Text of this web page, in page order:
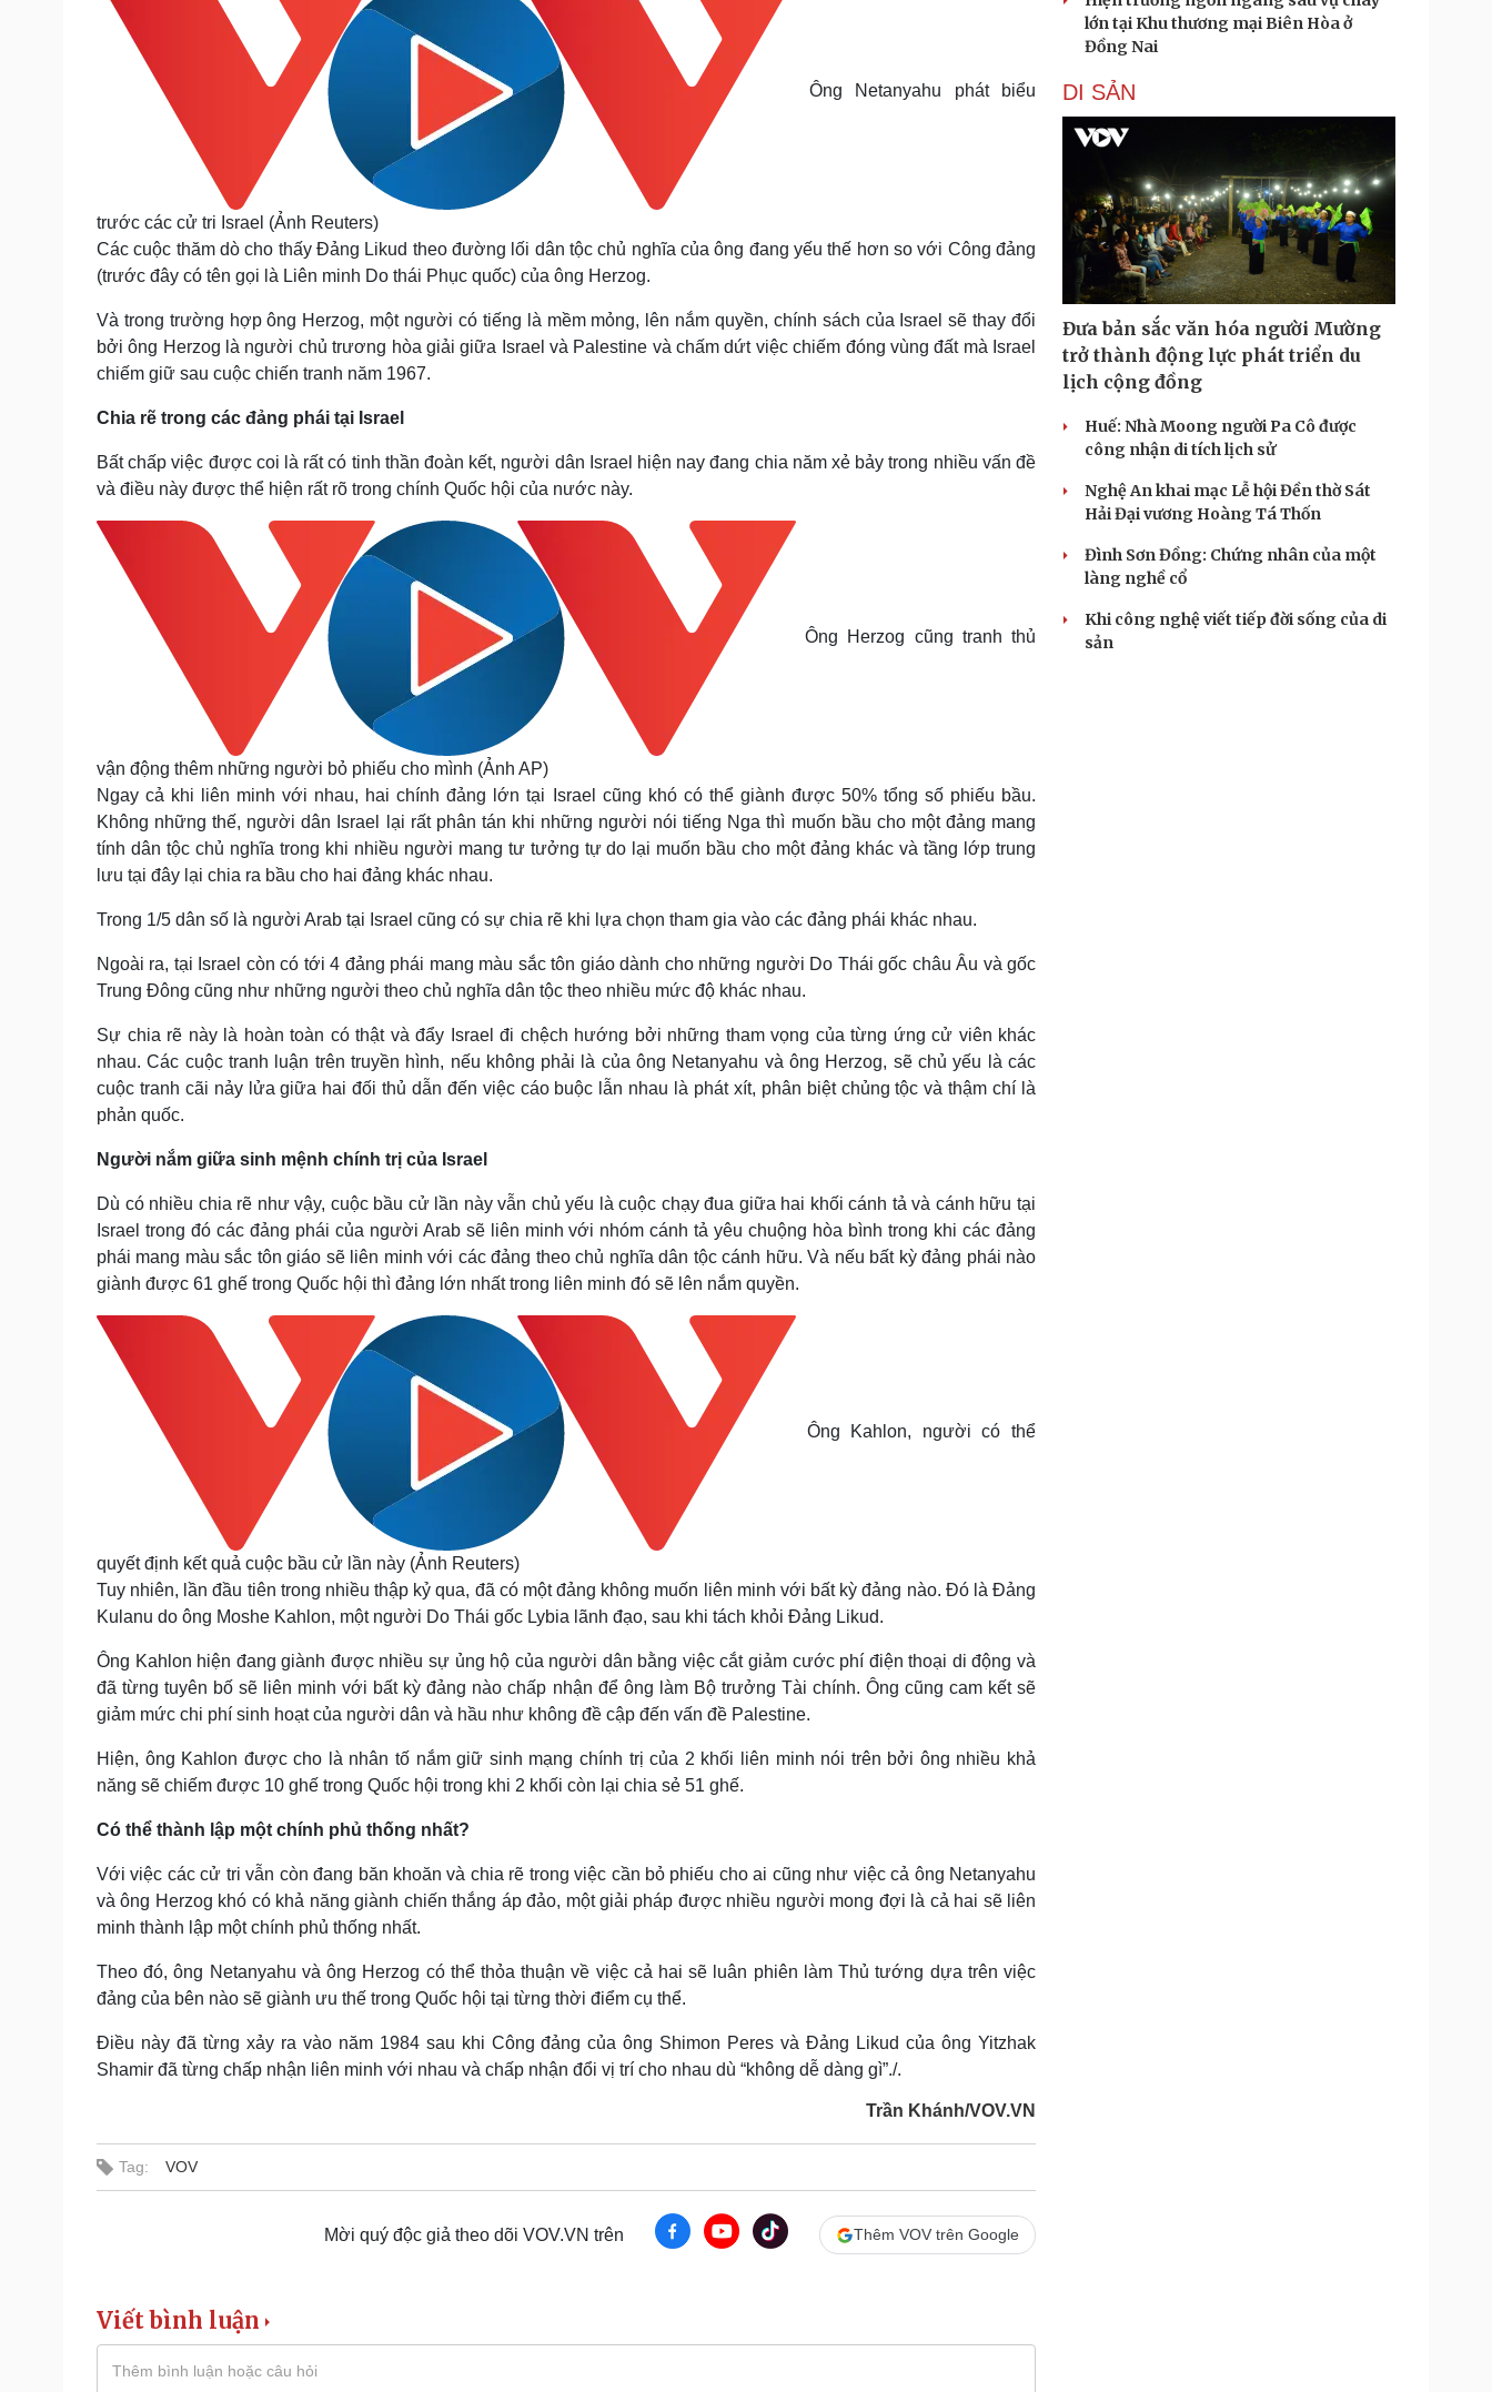
Ông Netanyahu phát biểu
trước các cử tri Israel (Ảnh Reuters)
Các cuộc thăm dò cho thấy Đảng Likud theo đường lối dân tộc chủ nghĩa của ông đang yếu thế hơn so với Công đảng
(trước đây có tên gọi là Liên minh Do thái Phục quốc) của ông Herzog.
Và trong trường hợp ông Herzog, một người có tiếng là mềm mỏng, lên nắm quyền, chính sách của Israel sẽ thay đổi
bởi ông Herzog là người chủ trương hòa giải giữa Israel và Palestine và chấm dứt việc chiếm đóng vùng đất mà Israel
chiếm giữ sau cuộc chiến tranh năm 1967.
Chia rẽ trong các đảng phái tại Israel
Bất chấp việc được coi là rất có tinh thần đoàn kết, người dân Israel hiện nay đang chia năm xẻ bảy trong nhiều vấn đề
và điều này được thể hiện rất rõ trong chính Quốc hội của nước này.
Ông Herzog cũng tranh thủ
vận động thêm những người bỏ phiếu cho mình (Ảnh AP)
Ngay cả khi liên minh với nhau, hai chính đảng lớn tại Israel cũng khó có thể giành được 50% tổng số phiếu bầu.
Không những thế, người dân Israel lại rất phân tán khi những người nói tiếng Nga thì muốn bầu cho một đảng mang
tính dân tộc chủ nghĩa trong khi nhiều người mang tư tưởng tự do lại muốn bầu cho một đảng khác và tầng lớp trung
lưu tại đây lại chia ra bầu cho hai đảng khác nhau.
Trong 1/5 dân số là người Arab tại Israel cũng có sự chia rẽ khi lựa chọn tham gia vào các đảng phái khác nhau.
Ngoài ra, tại Israel còn có tới 4 đảng phái mang màu sắc tôn giáo dành cho những người Do Thái gốc châu Âu và gốc
Trung Đông cũng như những người theo chủ nghĩa dân tộc theo nhiều mức độ khác nhau.
Sự chia rẽ này là hoàn toàn có thật và đẩy Israel đi chệch hướng bởi những tham vọng của từng ứng cử viên khác
nhau. Các cuộc tranh luận trên truyền hình, nếu không phải là của ông Netanyahu và ông Herzog, sẽ chủ yếu là các
cuộc tranh cãi nảy lửa giữa hai đối thủ dẫn đến việc cáo buộc lẫn nhau là phát xít, phân biệt chủng tộc và thậm chí là
phản quốc.
Người nắm giữa sinh mệnh chính trị của Israel
Dù có nhiều chia rẽ như vậy, cuộc bầu cử lần này vẫn chủ yếu là cuộc chạy đua giữa hai khối cánh tả và cánh hữu tại
Israel trong đó các đảng phái của người Arab sẽ liên minh với nhóm cánh tả yêu chuộng hòa bình trong khi các đảng
phái mang màu sắc tôn giáo sẽ liên minh với các đảng theo chủ nghĩa dân tộc cánh hữu. Và nếu bất kỳ đảng phái nào
giành được 61 ghế trong Quốc hội thì đảng lớn nhất trong liên minh đó sẽ lên nắm quyền.
Ông Kahlon, người có thể
quyết định kết quả cuộc bầu cử lần này (Ảnh Reuters)
Tuy nhiên, lần đầu tiên trong nhiều thập kỷ qua, đã có một đảng không muốn liên minh với bất kỳ đảng nào. Đó là Đảng
Kulanu do ông Moshe Kahlon, một người Do Thái gốc Lybia lãnh đạo, sau khi tách khỏi Đảng Likud.
Ông Kahlon hiện đang giành được nhiều sự ủng hộ của người dân bằng việc cắt giảm cước phí điện thoại di động và
đã từng tuyên bố sẽ liên minh với bất kỳ đảng nào chấp nhận để ông làm Bộ trưởng Tài chính. Ông cũng cam kết sẽ
giảm mức chi phí sinh hoạt của người dân và hầu như không đề cập đến vấn đề Palestine.
Hiện, ông Kahlon được cho là nhân tố nắm giữ sinh mạng chính trị của 2 khối liên minh nói trên bởi ông nhiều khả
năng sẽ chiếm được 10 ghế trong Quốc hội trong khi 2 khối còn lại chia sẻ 51 ghế.
Có thể thành lập một chính phủ thống nhất?
Với việc các cử tri vẫn còn đang băn khoăn và chia rẽ trong việc cần bỏ phiếu cho ai cũng như việc cả ông Netanyahu
và ông Herzog khó có khả năng giành chiến thắng áp đảo, một giải pháp được nhiều người mong đợi là cả hai sẽ liên
minh thành lập một chính phủ thống nhất.
Theo đó, ông Netanyahu và ông Herzog có thể thỏa thuận về việc cả hai sẽ luân phiên làm Thủ tướng dựa trên việc
đảng của bên nào sẽ giành ưu thế trong Quốc hội tại từng thời điểm cụ thể.
Điều này đã từng xảy ra vào năm 1984 sau khi Công đảng của ông Shimon Peres và Đảng Likud của ông Yitzhak
Shamir đã từng chấp nhận liên minh với nhau và chấp nhận đổi vị trí cho nhau dù “không dễ dàng gì”./.
Trần Khánh/VOV.VN
Tag: VOV
Mời quý độc giả theo dõi VOV.VN trên Thêm VOV trên Google
Viết bình luận
lớn tại Khu thương mại Biên Hòa ở
Đồng Nai
DI SẢN
Đưa bản sắc văn hóa người Mường
trở thành động lực phát triển du
lịch cộng đồng
Huế: Nhà Moong người Pa Cô được
công nhận di tích lịch sử
Nghệ An khai mạc Lễ hội Đền thờ Sát
Hải Đại vương Hoàng Tá Thốn
Đình Sơn Đồng: Chứng nhân của một
làng nghề cổ
Khi công nghệ viết tiếp đời sống của di
sản